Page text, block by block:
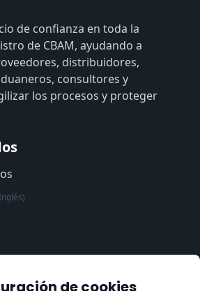
de confianza en toda la
de CBAM, ayudando a
distribuidores,
consultores y
los procesos y proteger
de cookies